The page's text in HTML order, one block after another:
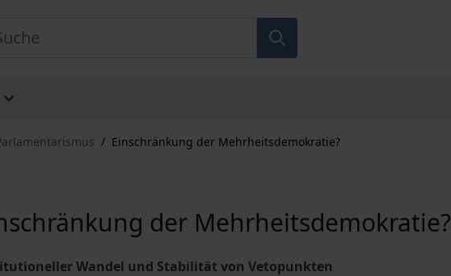
/ Einschränkung der Mehrheitsdemokratie?
der Mehrheitsdemokratie?
Wandel und Stabilität von Vetopunkten